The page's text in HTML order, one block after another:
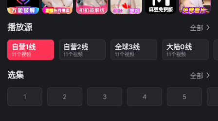
播放源 全部
自营1线
11个视频
自营2线
11个视频
全球3线
11个视频
大陆0线
11个视频
选集 全部
1 2 3 4 5